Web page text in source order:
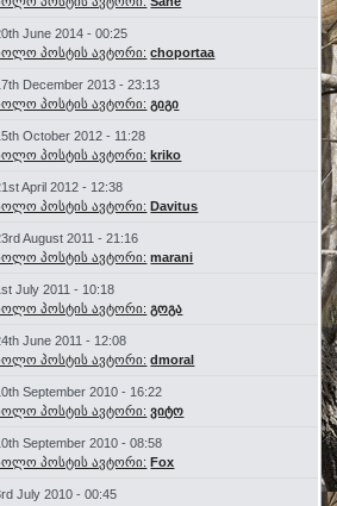
June 2014 - 00:25
პოსტის ავტორი: choportaa
December 2013 - 23:13
პოსტის ავტორი: გიგი
October 2012 - 11:28
პოსტის ავტორი: kriko
April 2012 - 12:38
პოსტის ავტორი: Davitus
August 2011 - 21:16
პოსტის ავტორი: marani
July 2011 - 10:18
პოსტის ავტორი: გოგა
June 2011 - 12:08
პოსტის ავტორი: dmoral
September 2010 - 16:22
პოსტის ავტორი: ვიტო
September 2010 - 08:58
პოსტის ავტორი: Fox
July 2010 - 00:45